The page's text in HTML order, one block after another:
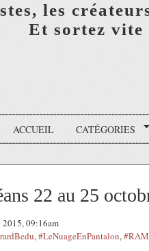
les
Et sortez vite
ACCUEIL CATÉGORIES
22 au 25
09:16am
,#LeNuageEnPantalon,